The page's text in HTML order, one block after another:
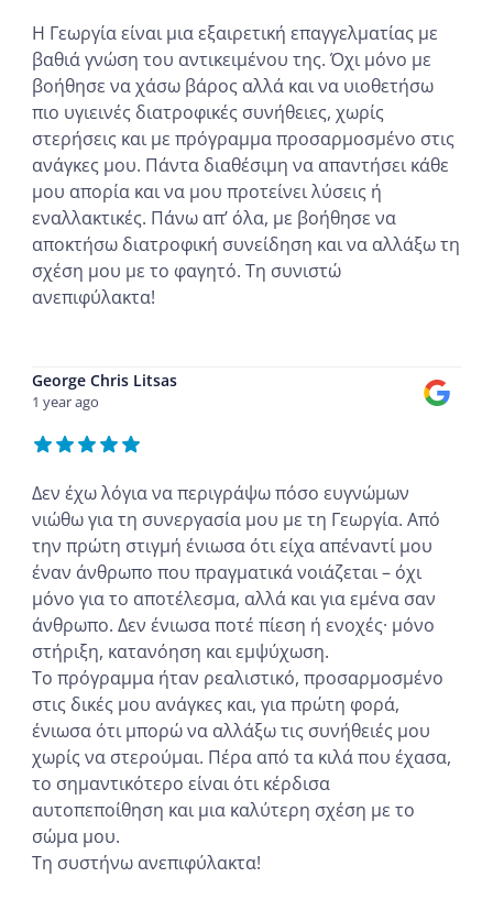
Η Γεωργία είναι μια εξαιρετική επαγγελματίας με
βαθιά γνώση του αντικειμένου της. Όχι μόνο με
βοήθησε να χάσω βάρος αλλά και να υιοθετήσω
πιο υγιεινές διατροφικές συνήθειες, χωρίς
στερήσεις και με πρόγραμμα προσαρμοσμένο στις
ανάγκες μου. Πάντα διαθέσιμη να απαντήσει κάθε
μου απορία και να μου προτείνει λύσεις ή
εναλλακτικές. Πάνω απ’ όλα, με βοήθησε να
αποκτήσω διατροφική συνείδηση και να αλλάξω τη
σχέση μου με το φαγητό. Τη συνιστώ
ανεπιφύλακτα!
George Chris Litsas
1 year ago
Δεν έχω λόγια να περιγράψω πόσο ευγνώμων
νιώθω για τη συνεργασία μου με τη Γεωργία. Από
την πρώτη στιγμή ένιωσα ότι είχα απέναντί μου
έναν άνθρωπο που πραγματικά νοιάζεται – όχι
μόνο για το αποτέλεσμα, αλλά και για εμένα σαν
άνθρωπο. Δεν ένιωσα ποτέ πίεση ή ενοχές· μόνο
στήριξη, κατανόηση και εμψύχωση.
Το πρόγραμμα ήταν ρεαλιστικό, προσαρμοσμένο
στις δικές μου ανάγκες και, για πρώτη φορά,
ένιωσα ότι μπορώ να αλλάξω τις συνήθειές μου
χωρίς να στερούμαι. Πέρα από τα κιλά που έχασα,
το σημαντικότερο είναι ότι κέρδισα
αυτοπεποίθηση και μια καλύτερη σχέση με το
σώμα μου.
Τη συστήνω ανεπιφύλακτα!